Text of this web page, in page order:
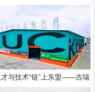
新，赋能全民健康
与技术“链”上东盟——吉瑞
源汽修培训5月21日开班，